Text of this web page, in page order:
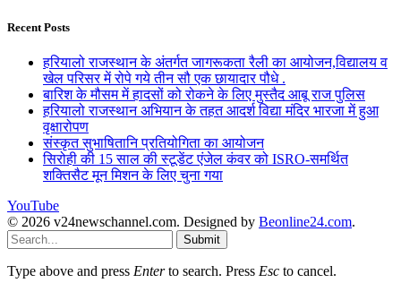
Recent Posts
हरियालो राजस्थान के अंतर्गत जागरूकता रैली का आयोजन,विद्यालय व
खेल परिसर में रोपे गये तीन सौ एक छायादार पौधे .
बारिश के मौसम में हादसों को रोकने के लिए मुस्तैद आबू राज पुलिस
हरियालो राजस्थान अभियान के तहत आदर्श विद्या मंदिर भारजा में हुआ
वृक्षारोपण
संस्कृत सुभाषितानि प्रतियोगिता का आयोजन
सिरोही की 15 साल की स्टूडेंट एंजेल कंवर को ISRO-समर्थित
शक्तिसैट मून मिशन के लिए चुना गया
YouTube
© 2026 v24newschannel.com. Designed by Beonline24.com.
Submit
Type above and press Enterto search. Press Esc to cancel.